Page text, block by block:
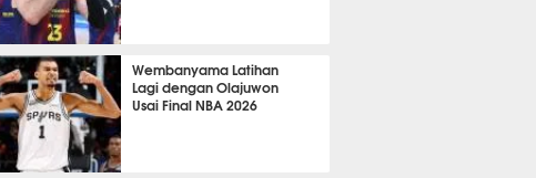
10 jam 18 menit lalu
Wembanyama Latihan
Lagi dengan Olajuwon
Usai Final NBA 2026